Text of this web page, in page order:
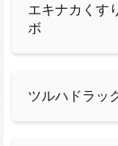
エキナカくす
ボ
ツルハドラッ